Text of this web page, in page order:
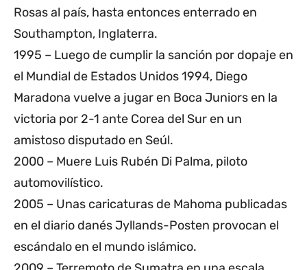
Rosas al país, hasta entonces enterrado en
Southampton, Inglaterra.
1995 – Luego de cumplir la sanción por dopaje en
el Mundial de Estados Unidos 1994, Diego
Maradona vuelve a jugar en Boca Juniors en la
victoria por 2-1 ante Corea del Sur en un
amistoso disputado en Seúl.
2000 – Muere Luis Rubén Di Palma, piloto
automovilístico.
2005 – Unas caricaturas de Mahoma publicadas
en el diario danés Jyllands-Posten provocan el
escándalo en el mundo islámico.